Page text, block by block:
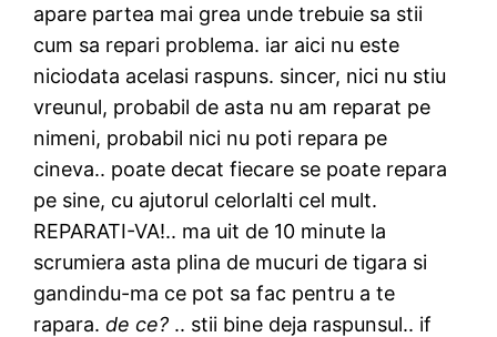
apare partea mai grea unde trebuie sa stii
cum sa repari problema. iar aici nu este
niciodata acelasi raspuns. sincer, nici nu stiu
vreunul, probabil de asta nu am reparat pe
nimeni, probabil nici nu poti repara pe
cineva.. poate decat fiecare se poate repara
pe sine, cu ajutorul celorlalti cel mult.
REPARATI-VA!.. ma uit de 10 minute la
scrumiera asta plina de mucuri de tigara si
gandindu-ma ce pot sa fac pentru a te
rapara.de ce? .. stii bine deja raspunsul.. if